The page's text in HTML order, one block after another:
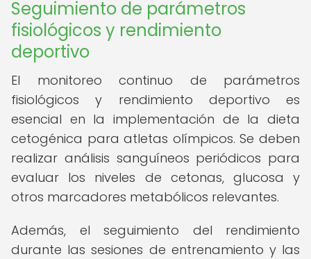
Seguimiento de parámetros
fisiológicos y rendimiento
deportivo
El monitoreo continuo de parámetros
fisiológicos y rendimiento deportivo es
esencial en la implementación de la dieta
cetogénica para atletas olímpicos. Se deben
realizar análisis sanguíneos periódicos para
evaluar los niveles de cetonas, glucosa y
otros marcadores metabólicos relevantes.
Además, el seguimiento del rendimiento
durante las sesiones de entrenamiento y las